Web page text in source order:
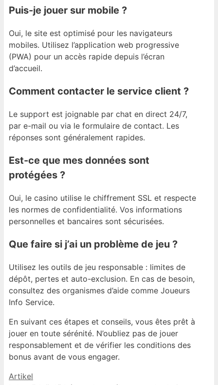
Puis-je jouer sur mobile ?
Oui, le site est optimisé pour les navigateurs
mobiles. Utilisez l’application web progressive
(PWA) pour un accès rapide depuis l’écran
d’accueil.
Comment contacter le service client ?
Le support est joignable par chat en direct 24/7,
par e-mail ou via le formulaire de contact. Les
réponses sont généralement rapides.
Est-ce que mes données sont
protégées ?
Oui, le casino utilise le chiffrement SSL et respecte
les normes de confidentialité. Vos informations
personnelles et bancaires sont sécurisées.
Que faire si j’ai un problème de jeu ?
Utilisez les outils de jeu responsable : limites de
dépôt, pertes et auto-exclusion. En cas de besoin,
consultez des organismes d’aide comme Joueurs
Info Service.
En suivant ces étapes et conseils, vous êtes prêt à
jouer en toute sérénité. N’oubliez pas de jouer
responsablement et de vérifier les conditions des
bonus avant de vous engager.
Kategori
Artikel